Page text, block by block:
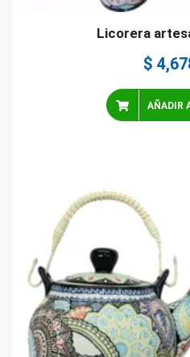
Licorera
$
AÑADIR